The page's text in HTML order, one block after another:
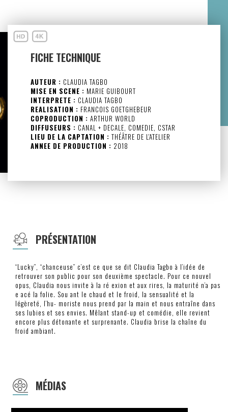
FICHE TECHNIQUE
AUTEUR : CLAUDIA TAGBO
MISE EN SCENE : MARIE GUIBOURT
INTERPRETE : CLAUDIA TAGBO
REALISATION : FRANCOIS GOETGHEBEUR
COPRODUCTION : ARTHUR WORLD
DIFFUSEURS : CANAL + DECALE, COMEDIE, CSTAR
LIEU DE LA CAPTATION : THÉÂTRE DE L'ATELIER
ANNEE DE PRODUCTION : 2018
PRÉSENTATION
“Lucky”, “chanceuse” c’est ce que se dit Claudia Tagbo à l’idée de
retrouver son public pour son deuxième spectacle. Pour ce nouvel
opus, Claudia nous invite à la ré exion et aux rires, la maturité n’a pas
e acé la folie. Sou ant le chaud et le froid, la sensualité et la
légèreté, l’hu- moriste nous prend par la main et nous entraîne dans
ses lubies et ses envies. Mêlant stand-up et comédie, elle revient
encore plus détonante et surprenante. Claudia brise la chaîne du
froid ambiant.
MÉDIAS